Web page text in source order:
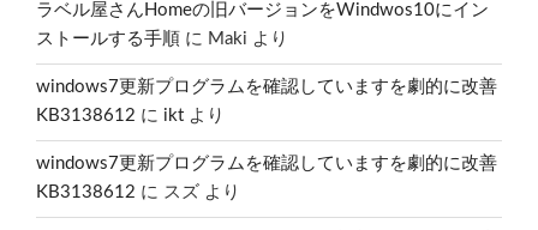
ラベル屋さんHomeの旧バージョンをWindwos10にイン
ストールする手順 に Maki より
windows7更新プログラムを確認していますを劇的に改善
KB3138612 に ikt より
windows7更新プログラムを確認していますを劇的に改善
KB3138612 に スズ より